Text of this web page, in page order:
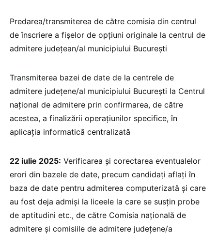
Predarea/transmiterea de către comisia din centrul
de înscriere a fișelor de opțiuni originale la centrul de
admitere județean/al municipiului București
Transmiterea bazei de date de la centrele de
admitere județene/al municipiului București la Centrul
național de admitere prin confirmarea, de către
acestea, a finalizării operațiunilor specifice, în
aplicația informatică centralizată
22 iulie 2025: Verificarea și corectarea eventualelor
erori din bazele de date, precum candidați aflați în
baza de date pentru admiterea computerizată și care
au fost deja admiși la liceele la care se susțin probe
de aptitudini etc., de către Comisia națională de
admitere și comisiile de admitere județene/a